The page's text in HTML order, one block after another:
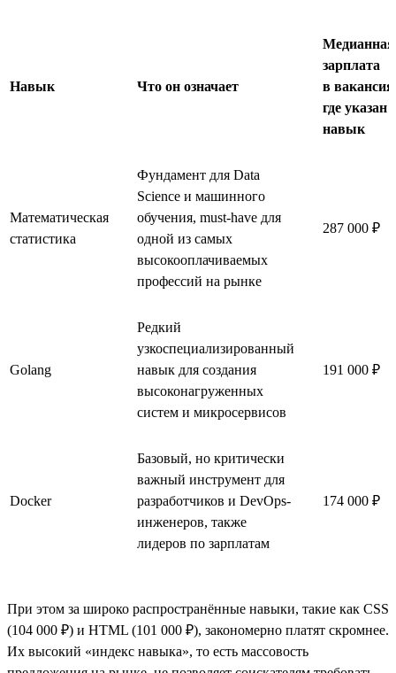
Навык Что он означает
Медианная
зарплата
в
где указан
навык
Математическая
статистика
Фундамент для Data
Science и машинного
обучения, must-have для
одной из самых
высокооплачиваемых
профессий на рынке
287 000 ₽
Golang
Редкий
узкоспециализированный
навык для создания
высоконагруженных
систем и микросервисов
191 000 ₽
Docker
Базовый, но критически
важный инструмент для
разработчиков и DevOps-
инженеров, также
лидеров по зарплатам
174 000 ₽
При этом за широко распространённые навыки, такие как CSS
(104 000 ₽) и HTML (101 000 ₽), закономерно платят скромнее.
Их высокий «индекс навыка», то есть массовость